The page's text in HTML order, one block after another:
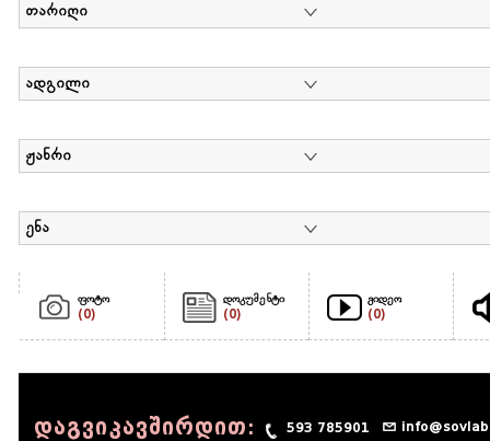
თარიღი
ადგილი
ჟანრი
ენა
ფოტო
(0)
დოკუმენტი
(0)
ვიდეო
(0)
დაგვიკავშირდით: 593 785901